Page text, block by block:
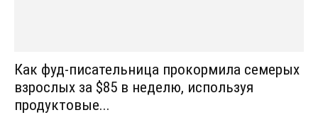
Как фуд-писательница прокормила семерых
взрослых за $85 в неделю, используя
продуктовые...